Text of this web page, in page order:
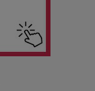
écologique en